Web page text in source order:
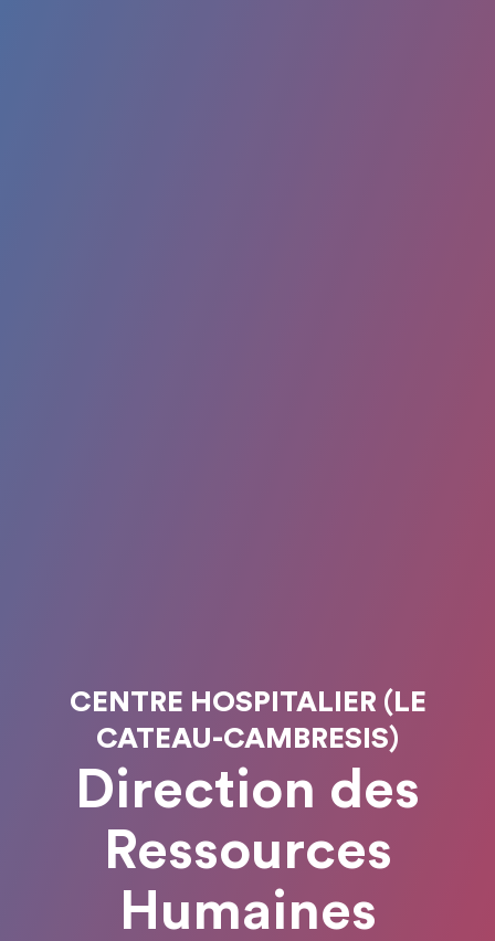
CENTRE HOSPITALIER (LE
CATEAU-CAMBRESIS)
Direction des
Ressources
Humaines